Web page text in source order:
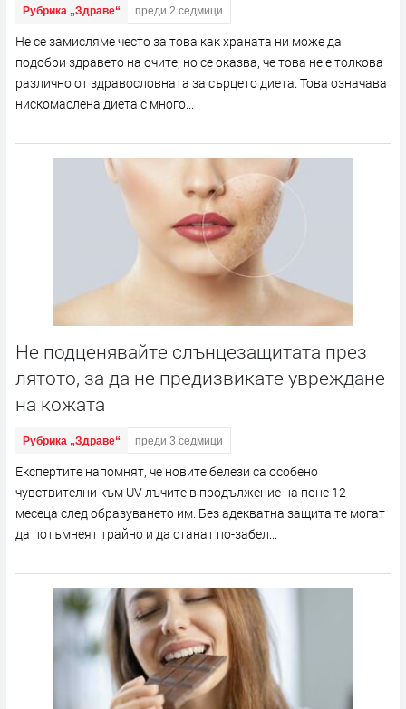
Рубрика „Здраве“ преди 2 седмици
Не се замисляме често за това как храната ни може да
подобри здравето на очите, но се оказва, че това не е толкова
различно от здравословната за сърцето диета. Това означава
нискомаслена диета с много...
Не подценявайте слънцезащитата през
лятото, за да не предизвикате увреждане
на кожата
Рубрика „Здраве“ преди 3 седмици
Експертите напомнят, че новите белези са особено
чувствителни към UV лъчите в продължение на поне 12
месеца след образуването им. Без адекватна защита те могат
да потъмнеят трайно и да станат по-забел...